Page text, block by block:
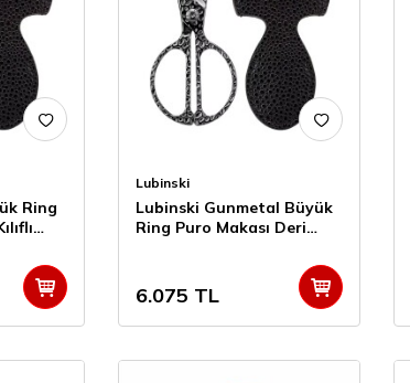
Ring
Lubinski
Lubinski Gunmetal Büyük
Ring Puro Makası Deri
6.075 TL